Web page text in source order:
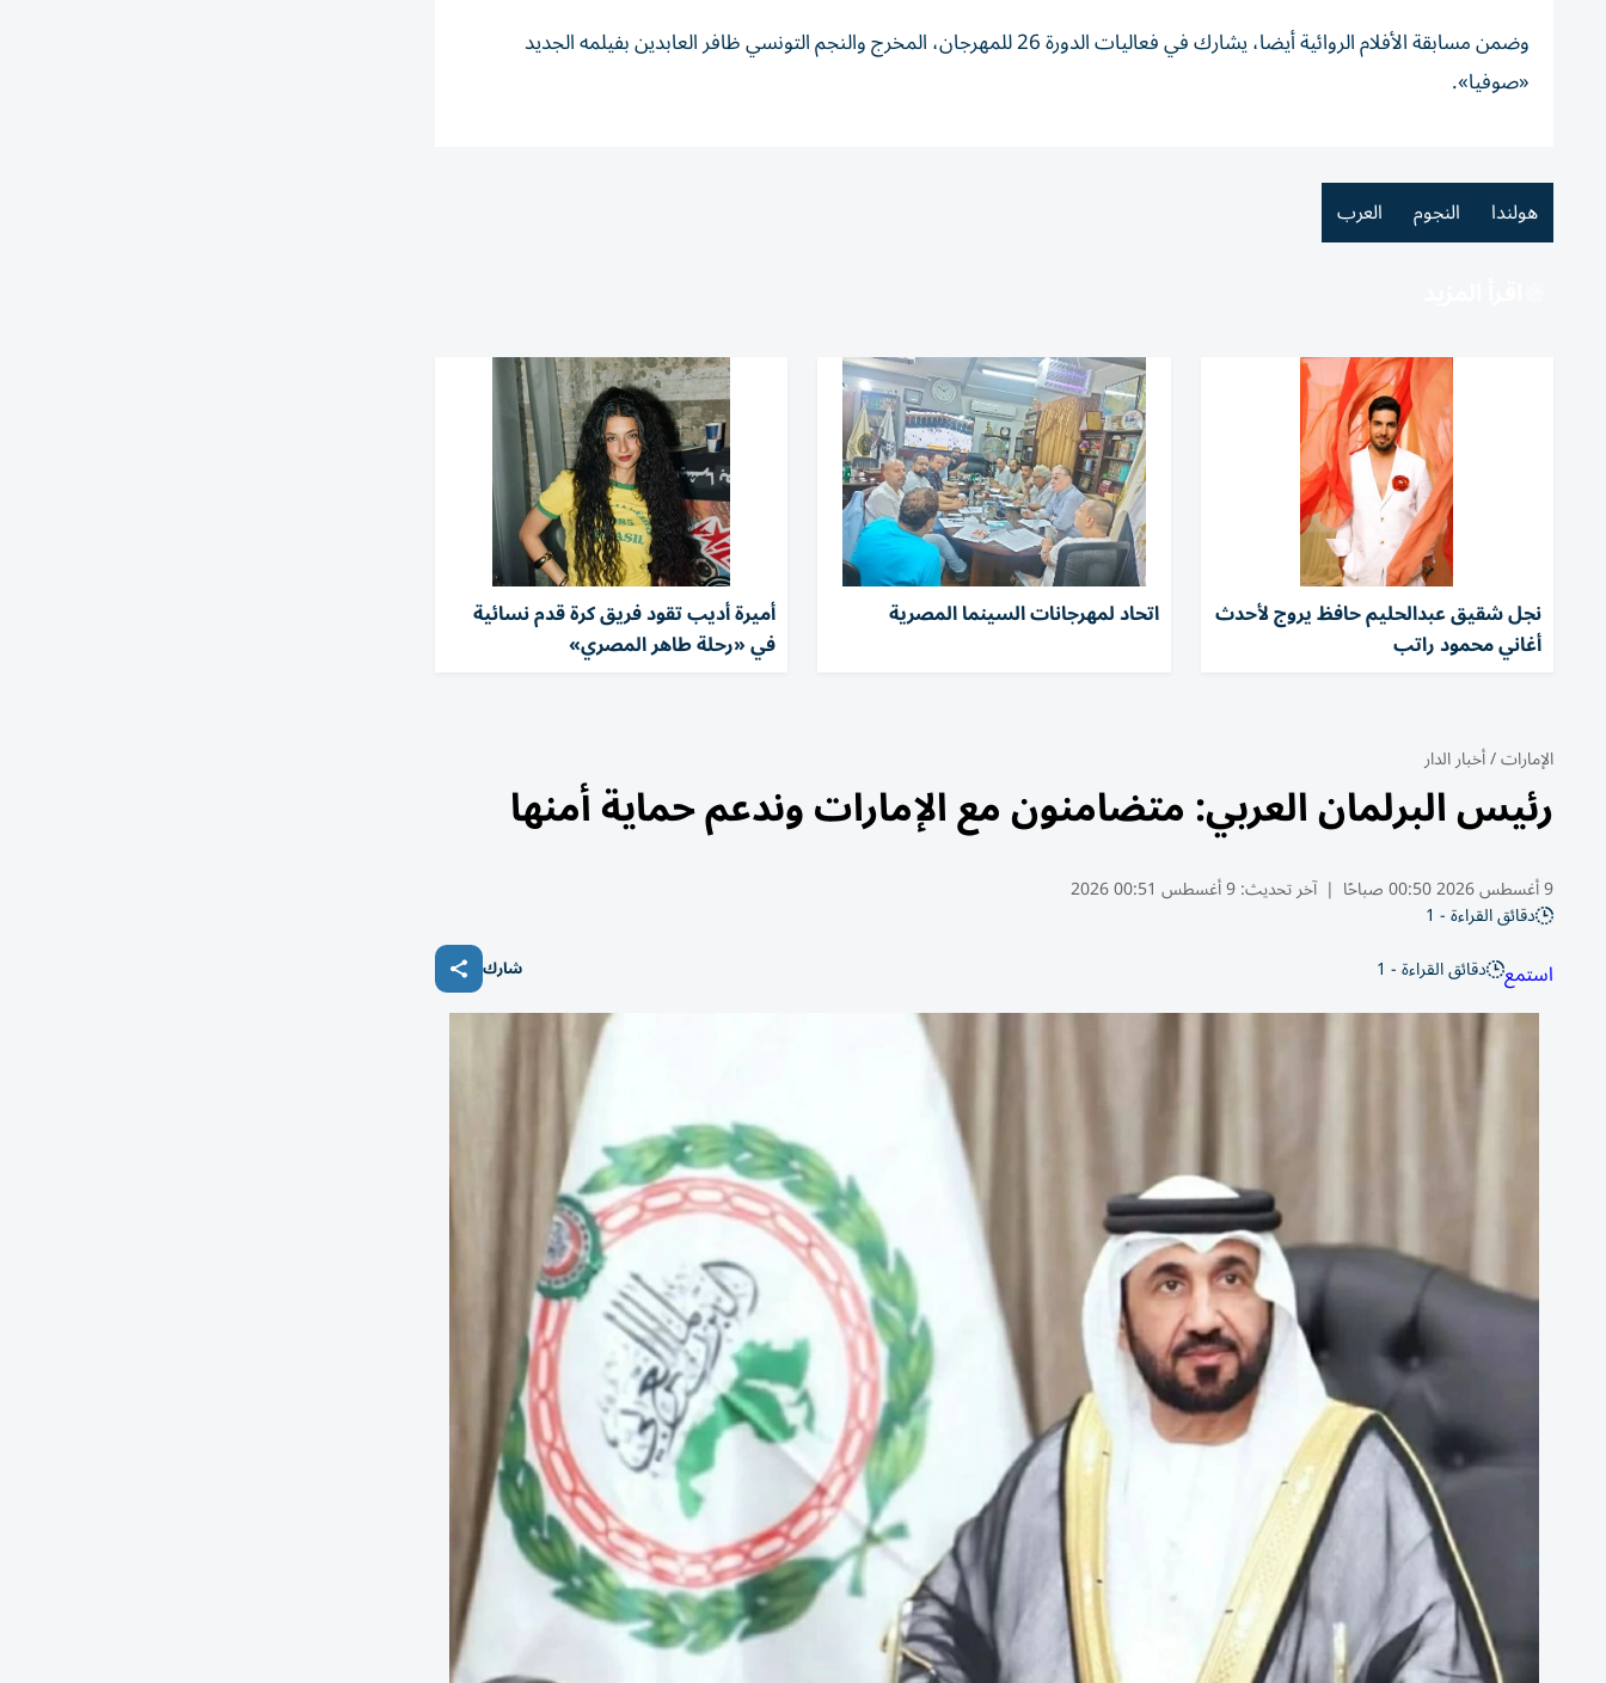
وضمن مسابقة الأفلام الروائية أيضا، يشارك في فعاليات الدورة 26 للمهرجان، المخرج والنجم التونسي ظافر العابدين بفيلمه الجديد
«صوفيا».
هولندا النجوم العرب
نجل شقيق عبدالحليم حافظ يروج لأحدث
أغاني محمود راتب
اتحاد لمهرجانات السينما المصرية أميرة أديب تقود فريق كرة قدم نسائية
في «رحلة طاهر المصري»
الإمارات/أخبار الدار
رئيس البرلمان العربي: متضامنون مع الإمارات وندعم حماية أمنها
9 أغسطس 2026 00:50 صباحًا | آخر تحديث:9 أغسطس 00:51 2026
دقائق القراءة - 1
استمع دقائق القراءة - 1 شارك